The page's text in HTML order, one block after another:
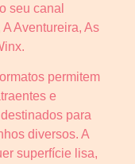
seu canal
Aventureira, As
permitem
e
para
diversos. A
superfície lisa,